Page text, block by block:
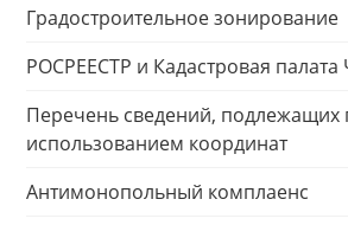
Градостроительное зонирование
РОСРЕЕСТР и Кадастровая палата
Перечень сведений, подлежащих
использованием координат
Антимонопольный комплаенс